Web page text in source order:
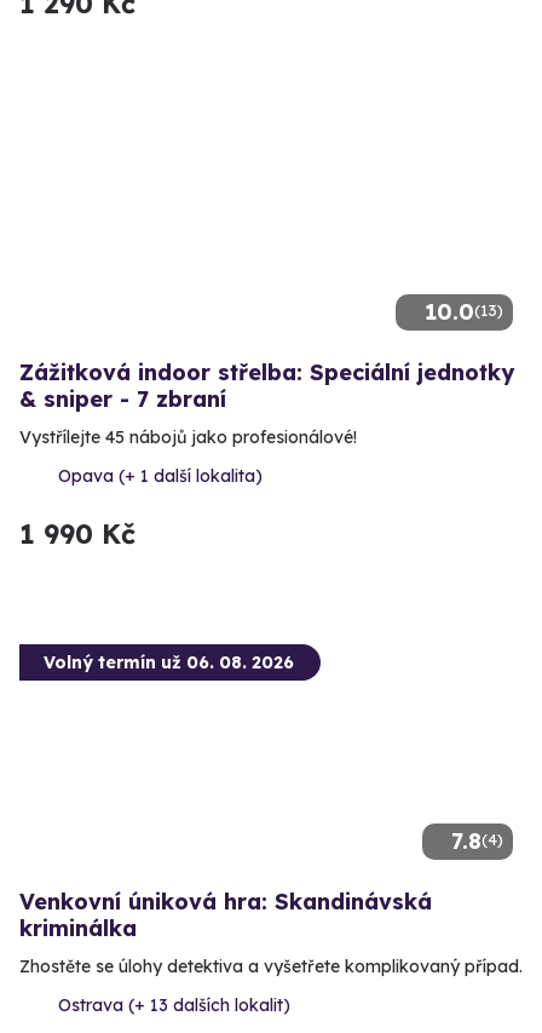
10.0(13)
Zážitková indoor střelba: Speciální jednotky
& sniper - 7 zbraní
Vystřílejte 45 nábojů jako profesionálové!
Opava (+ 1 další lokalita)
1 990 Kč
7.8(4)
Volný termín už 06. 08. 2026
Venkovní úniková hra: Skandinávská
kriminálka
Zhostěte se úlohy detektiva a vyšetřete komplikovaný případ.
Ostrava (+ 13 dalších lokalit)